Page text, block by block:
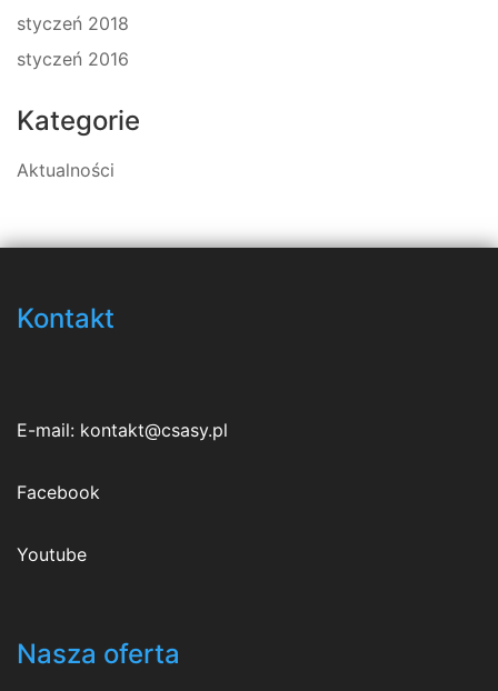
styczeń 2018
styczeń 2016
Kategorie
Aktualności
Kontakt
E-mail: kontakt@csasy.pl
Facebook
Youtube
Nasza oferta